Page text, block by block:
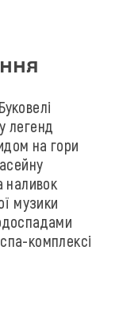
легенд
на гори
наливок
музики
комплексі